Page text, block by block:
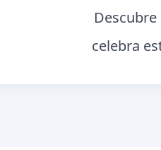
Descubre
celebra